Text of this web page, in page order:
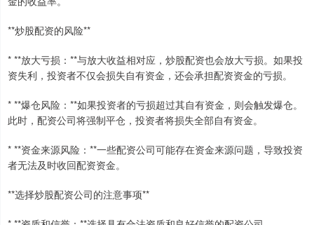
**炒股配资的风险**
* **放大亏损：**与放大收益相对应，炒股配资也会放大亏损。如果投
资失利，投资者不仅会损失自有资金，还会承担配资资金的亏损。
* **爆仓风险：**如果投资者的亏损超过其自有资金，则会触发爆仓。
此时，配资公司将强制平仓，投资者将损失全部自有资金。
* **资金来源风险：**一些配资公司可能存在资金来源问题，导致投资
者无法及时收回配资资金。
**选择炒股配资公司的注意事项**